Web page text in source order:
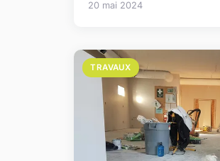
20 mai 2024
TRAVAUX